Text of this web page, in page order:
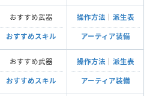
おすすめ武器
おすすめスキル
操作方法 派生表
アーティア装備
おすすめ武器
おすすめスキル
操作方法 派生表
アーティア装備